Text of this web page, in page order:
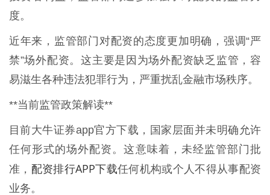
度。
近年来，监管部门对配资的态度更加明确，强调“严
禁”场外配资。这主要是因为场外配资缺乏监管，容
易滋生各种违法犯罪行为，严重扰乱金融市场秩序。
**当前监管政策解读**
目前大牛证券app官方下载，国家层面并未明确允许
任何形式的场外配资。这意味着，未经监管部门批
准， 配资排行APP下载任何机构或个人不得从事配资
业务。